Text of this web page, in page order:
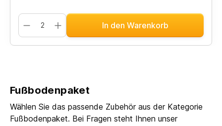
In den Warenkorb
Fußbodenpaket
Wählen Sie das passende Zubehör aus der Kategorie
Fußbodenpaket. Bei Fragen steht Ihnen unser